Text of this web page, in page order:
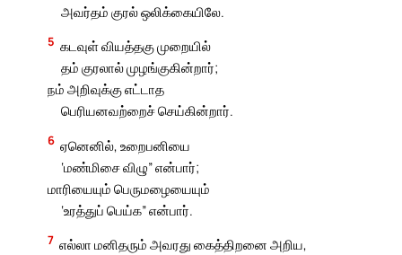
அவர்தம் குரல் ஒலிக்கையிலே.
5 கடவுள் வியத்தகு முறையில்
தம் குரலால் முழங்குகின்றார்;
நம் அறிவுக்கு எட்டாத
பெரியனவற்றைச் செய்கின்றார்.
6 ஏனெனில், உறைபனியை
‘மண்மிசை விழு” என்பார்;
மாரியையும் பெருமழையையும்
‘உரத்துப் பெய்க” என்பார்.
7 எல்லா மனிதரும் அவரது கைத்திறனை அறிய,